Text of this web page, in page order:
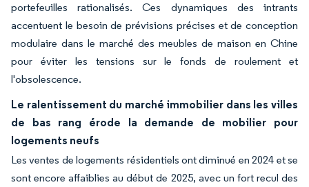
portefeuilles rationalisés. Ces dynamiques des intrants
accentuent le besoin de prévisions précises et de conception
modulaire dans le marché des meubles de maison en Chine
pour éviter les tensions sur le fonds de roulement et
l'obsolescence.
Le ralentissement du marché immobilier dans les villes
de bas rang érode la demande de mobilier pour
logements neufs
Les ventes de logements résidentiels ont diminué en 2024 et se
sont encore affaiblies au début de 2025, avec un fort recul des